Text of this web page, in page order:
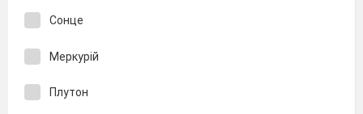
Сонце
Меркурій
Плутон